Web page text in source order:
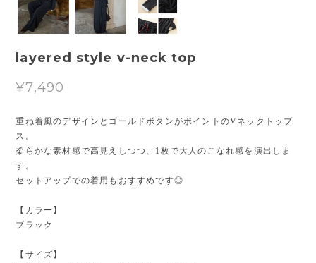
layered style v-neck top
¥7,490
重ね着風のデザインとゴールドボタンがポイントのVネックトップ
ス。
柔らかな素材感で高見えしつつ、1枚で大人のこなれ感を演出しま
す。
セットアップでの着用もおすすめです◎
【カラー】
ブラック
【サイズ】